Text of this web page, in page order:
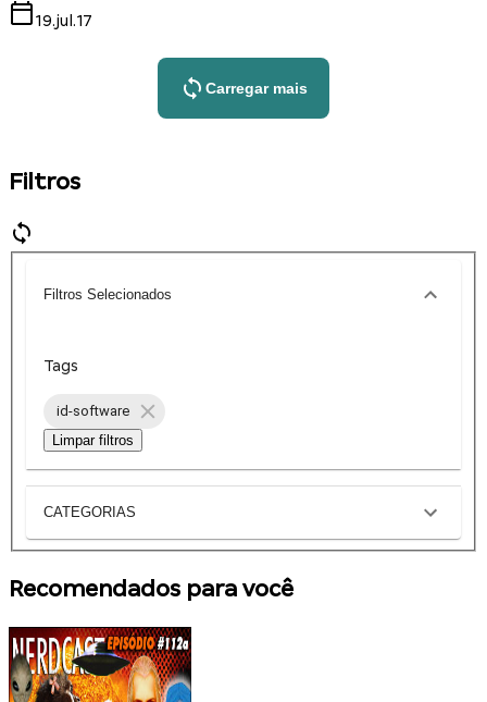
19.jul.17
Carregar mais
Filtros
Filtros Selecionados
Tags
id-software
Limpar filtros
CATEGORIAS
Recomendados para você